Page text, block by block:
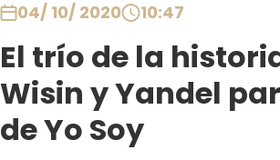
04/ 10/ 2020 10:47
El trío de la
Wisin y Yandel
de Yo Soy